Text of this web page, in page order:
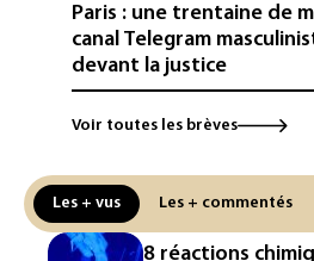
Paris : une trentaine de
canal Telegram
devant la justice
Jeux vidéo: le très
promet d'en dévoiler
Dans les entrailles de
ferroviaire hors norme
Voir toutes les brèves
Les + vus Les + commentés
8 réactions